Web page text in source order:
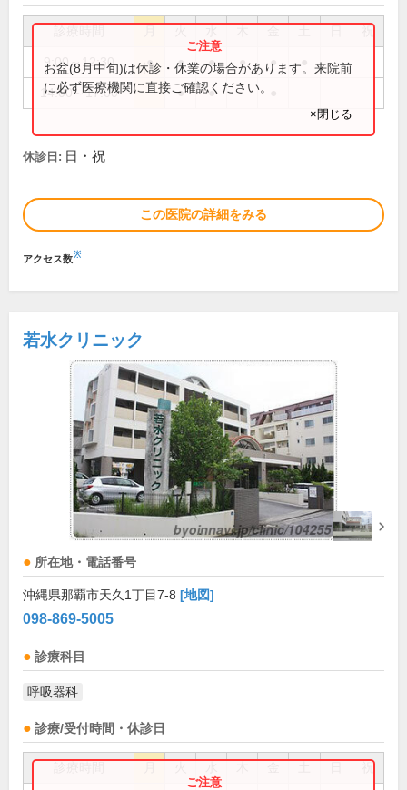
祝
9:00～12:30 ● ● ● ● ●
14:00～17:00 ● ●
お盆(8月中旬)は休診・休業の場合があります。来院前
に必ず医療機関に直接ご確認ください。
×閉じる
休診日: 日・祝
この医院の詳細をみる
アクセス数※
若水クリニック
所在地・電話番号
沖縄県那覇市天久1丁目7-8 [地図]
098-869-5005
診療科目
呼吸器科
診療/受付時間・休診日
祝